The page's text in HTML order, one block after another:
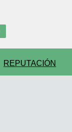
REPUTACIÓN